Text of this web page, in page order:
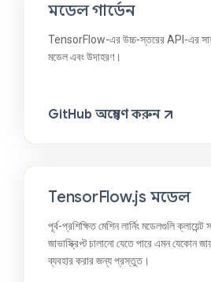
মডেল গার্ডেন
TensorFlow-এর উচ্চ-স্তরের API-এর
মডেল এবং উদাহরণ।
GitHub অন্বেষণ করুন
TensorFlow.js মডেল
পূর্ব-প্রশিক্ষিত মেশিন লার্নিং মডেলগুলি
জাভাস্ক্রিপ্ট চালানো যেতে পারে এমন যেকোন
ব্যবহার করার জন্য প্রস্তুত।